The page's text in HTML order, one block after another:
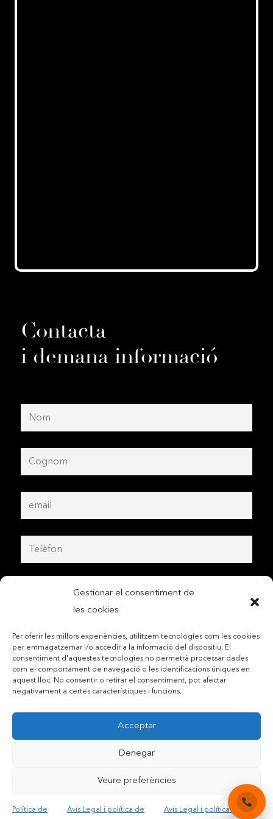
Gestionar el consentiment de
les cookies
Per oferir les millors experiències, utilitzem tecnologies com les cookies
per emmagatzemar i/o accedir a la informació del dispositiu. El
consentiment d'aquestes tecnologies no permetrà processar dades
com el comportament de navegació o les identificacions úniques en
aquest lloc. No consentir o retirar el consentiment, pot afectar
negativament a certes característiques i funcions.
Acceptar
Denegar
Veure preferències
Política de Avís Legal i política de Avís Legal i política de
Contacta
i demana informació